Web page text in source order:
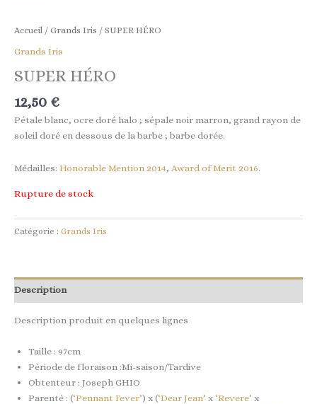
Accueil / Grands Iris / SUPER HÉRO
Grands Iris
SUPER HÉRO
12,50 €
Pétale blanc, ocre doré halo ; sépale noir marron, grand rayon de
soleil doré en dessous de la barbe ; barbe dorée.
Médailles: Honorable Mention 2014, Award of Merit 2016.
Rupture de stock
Catégorie : Grands Iris
Description
Description produit en quelques lignes
Taille : 97cm
Période de floraison :Mi-saison/Tardive
Obtenteur : Joseph GHIO
Parenté : (‘Pennant Fever’) x (‘Dear Jean’ x ‘Revere’ x